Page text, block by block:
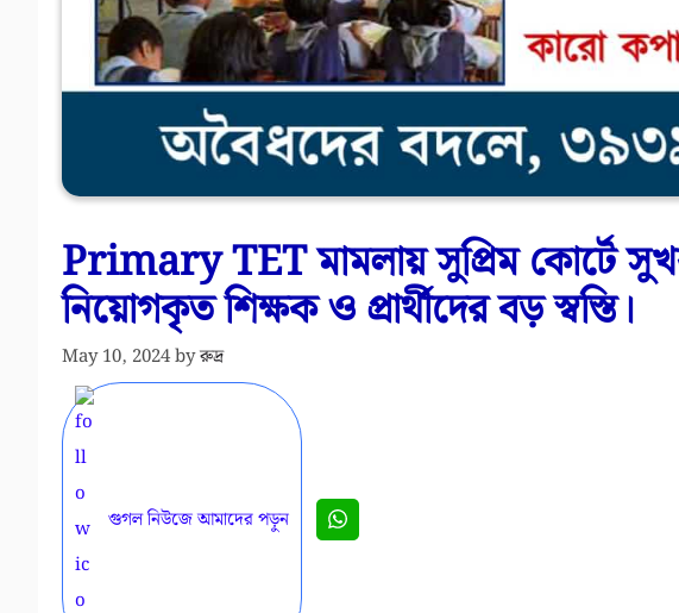
Primary TET মামলায় সুপ্রিম কোর্টে
নিয়োগকৃত শিক্ষক ও প্রার্থীদের বড় স্বস্তি।
May 10, 2024byরুদ্র
গুগল নিউজে আমাদের পড়ুন